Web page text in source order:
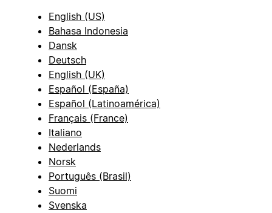
English (US)
Bahasa Indonesia
Dansk
Deutsch
English (UK)
Español (España)
Español (Latinoamérica)
Français (France)
Italiano
Nederlands
Norsk
Português (Brasil)
Suomi
Svenska